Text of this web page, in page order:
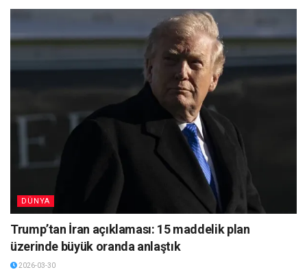
DÜNYA
Trump’tan İran açıklaması: 15 maddelik plan
üzerinde büyük oranda anlaştık
2026-03-30